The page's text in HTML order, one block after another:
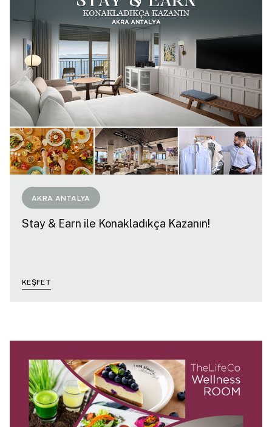
AKRA ANTALYA
Stay & Earn ile Konakladıkça Kazanın!
KEŞFET